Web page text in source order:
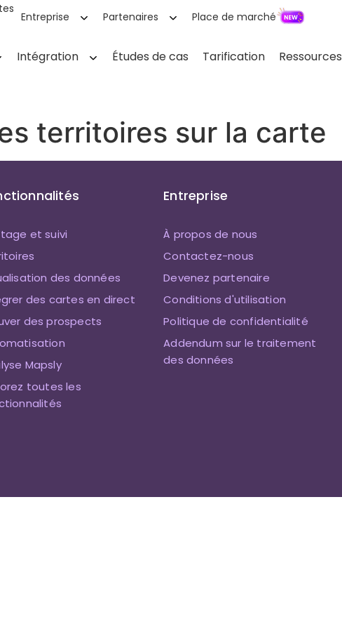
Entreprise Partenaires Place de marché
Intégration Études de cas Tarification Ressources
territoires sur la carte
et suivi
des données
des cartes en direct
des prospects
Mapsly
toutes les
Entreprise
À propos de nous
Contactez-nous
Devenez partenaire
Conditions d'utilisation
Politique de confidentialité
Addendum sur le traitement
des données